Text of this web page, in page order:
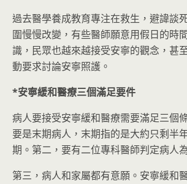
過去醫學養成教育專注在救生，避諱談
圍慢慢改變，有些醫師願意用假日的時
識，民眾也越來越接受安寧的觀念，甚
動要求討論安寧照護。
*安寧緩和醫療三個滿足要件
病人要接受安寧緩和醫療需要滿足三個
要是末期病人，末期指的是大約只剩半
期。第二，要有二位專科醫師判定病人
第三，病人和家屬都有意願。安寧緩和